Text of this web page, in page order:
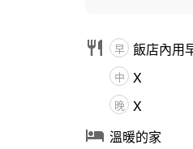
 早 飯店內用
中 X
晚 X
 溫暖的家